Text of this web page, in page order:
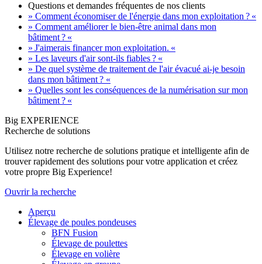
Questions et demandes fréquentes de nos clients
» Comment économiser de l'énergie dans mon exploitation ? «
» Comment améliorer le bien-être animal dans mon
bâtiment ? «
» J'aimerais financer mon exploitation. «
» Les laveurs d'air sont-ils fiables ? «
» De quel système de traitement de l'air évacué ai-je besoin
dans mon bâtiment ? «
» Quelles sont les conséquences de la numérisation sur mon
bâtiment ? «
Big EXPERIENCE
Recherche de solutions
Utilisez notre recherche de solutions pratique et intelligente afin de
trouver rapidement des solutions pour votre application et créez
votre propre Big Experience!
Ouvrir la recherche
Aperçu
Élevage de poules pondeuses
BFN Fusion
Élevage de poulettes
Élevage en volière